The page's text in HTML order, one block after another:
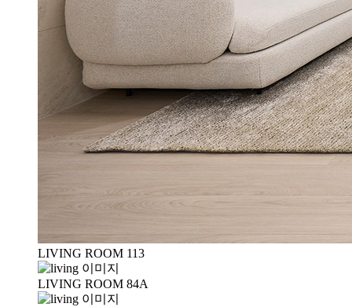
LIVING ROOM 113
LIVING ROOM 84A